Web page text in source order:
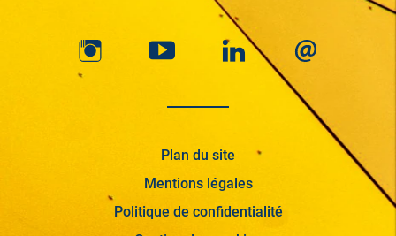
Plan du site
Mentions légales
Politique de confidentialité